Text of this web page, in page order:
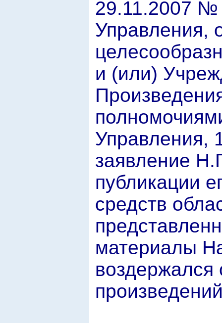
29.11.2007 №
Управления,
и (или)
Управления,
заявление
публикации
средств
материалы
воздержался